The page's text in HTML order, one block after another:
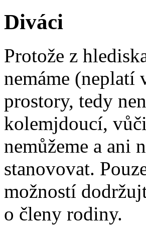
Diváci
Protože z
nemáme (neplatí
prostory, tedy
kolemjdoucí,
nemůžeme a ani
stanovovat.
možností
o členy rodiny.